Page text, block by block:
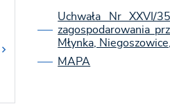
Uchwała Nr XXVI/
zagospodarowania
Młynka,
MAPA